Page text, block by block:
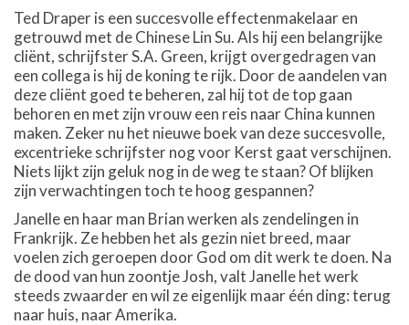
Ted Draper is een succesvolle effectenmakelaar en
getrouwd met de Chinese Lin Su. Als hij een belangrijke
cliënt, schrijfster S.A. Green, krijgt overgedragen van
een collega is hij de koning te rijk. Door de aandelen van
deze cliënt goed te beheren, zal hij tot de top gaan
behoren en met zijn vrouw een reis naar China kunnen
maken. Zeker nu het nieuwe boek van deze succesvolle,
excentrieke schrijfster nog voor Kerst gaat verschijnen.
Niets lijkt zijn geluk nog in de weg te staan? Of blijken
zijn verwachtingen toch te hoog gespannen?
Janelle en haar man Brian werken als zendelingen in
Frankrijk. Ze hebben het als gezin niet breed, maar
voelen zich geroepen door God om dit werk te doen. Na
de dood van hun zoontje Josh, valt Janelle het werk
steeds zwaarder en wil ze eigenlijk maar één ding: terug
naar huis, naar Amerika.